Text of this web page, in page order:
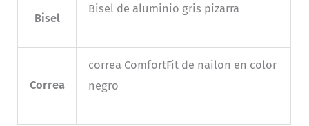
Bisel
Bisel de aluminio gris pizarra
Correa
correa ComfortFit de nailon en color
negro